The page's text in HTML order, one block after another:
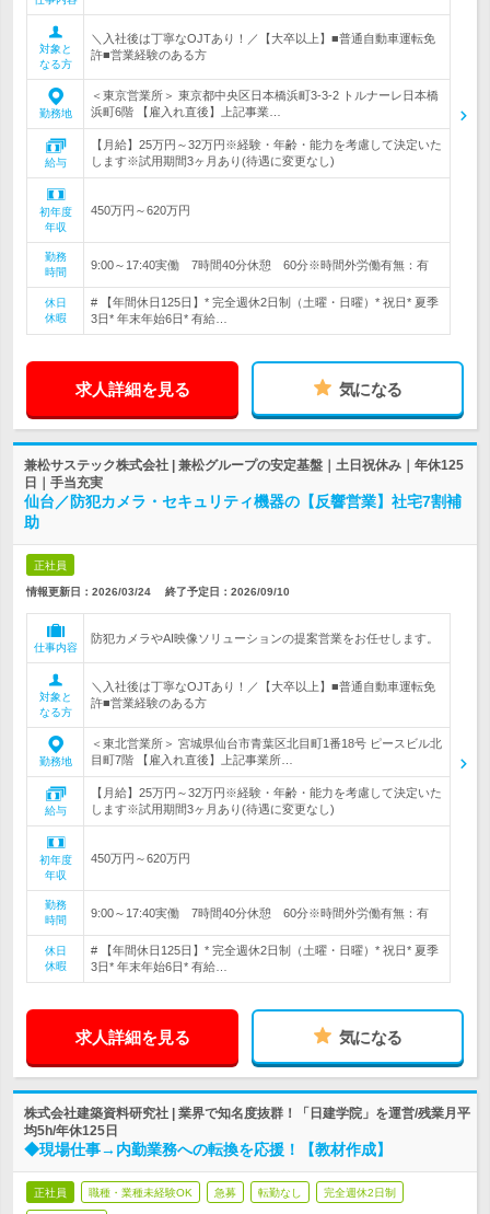
対象と
なる方
＼入社後は丁寧なOJTあり！／【大卒以上】■普通自動車運転免
許■営業経験のある方
勤務地
＜東京営業所＞ 東京都中央区日本橋浜町3-3-2 トルナーレ日本橋
浜町6階 【雇入れ直後】上記事業…
給与
【月給】25万円～32万円※経験・年齢・能力を考慮して決定いた
します※試用期間3ヶ月あり(待遇に変更なし)
初年度
年収
450万円～620万円
勤務
時間
9:00～17:40実働 7時間40分休憩 60分※時間外労働有無：有
休日
休暇
# 【年間休日125日】* 完全週休2日制（土曜・日曜）* 祝日* 夏季
3日* 年末年始6日* 有給…
求人詳細を見る 気になる
兼松サステック株式会社 | 兼松グループの安定基盤｜土日祝休み｜年休125
日｜手当充実
仙台／防犯カメラ・セキュリティ機器の【反響営業】社宅7割補
助
正社員
情報更新日：2026/03/24 終了予定日： 2026/09/10
仕事内容
防犯カメラやAI映像ソリューションの提案営業をお任せします。
対象と
なる方
＼入社後は丁寧なOJTあり！／【大卒以上】■普通自動車運転免
許■営業経験のある方
勤務地
＜東北営業所＞ 宮城県仙台市青葉区北目町1番18号 ピースビル北
目町7階 【雇入れ直後】上記事業所…
給与
【月給】25万円～32万円※経験・年齢・能力を考慮して決定いた
します※試用期間3ヶ月あり(待遇に変更なし)
初年度
年収
450万円～620万円
勤務
時間
9:00～17:40実働 7時間40分休憩 60分※時間外労働有無：有
休日
休暇
# 【年間休日125日】* 完全週休2日制（土曜・日曜）* 祝日* 夏季
3日* 年末年始6日* 有給…
求人詳細を見る 気になる
株式会社建築資料研究社 | 業界で知名度抜群！「日建学院」を運営/残業月平
均5h/年休125日
◆現場仕事→内勤業務への転換を応援！【教材作成】
正社員 職種・業種未経験OK 急募 転勤なし 完全週休2日制